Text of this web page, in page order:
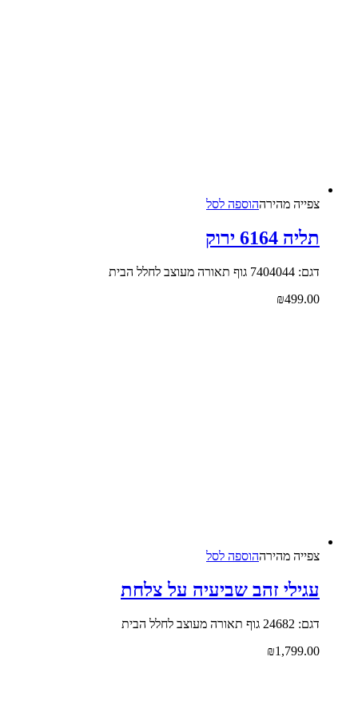
צפייה‬ ‫מהירה‬הוספה לסל
תליה 6164 ירוק
דגם: 7404044 גוף תאורה מעוצב לחלל הבית
₪499.00
צפייה‬ ‫מהירה‬הוספה לסל
עגילי זהב שביעיה על צלחת
דגם: 24682 גוף תאורה מעוצב לחלל הבית
₪1,799.00